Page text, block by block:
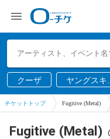
クーザ
ヤングスキ
ー
チケットトップ Fugitive (Metal)
Fugitive (Metal)